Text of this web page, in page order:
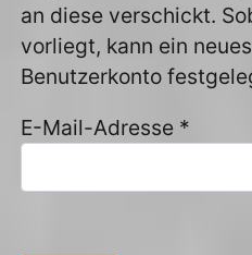
an diese verschickt.
vorliegt, kann ein
Benutzerkonto
E-Mail-Adresse *